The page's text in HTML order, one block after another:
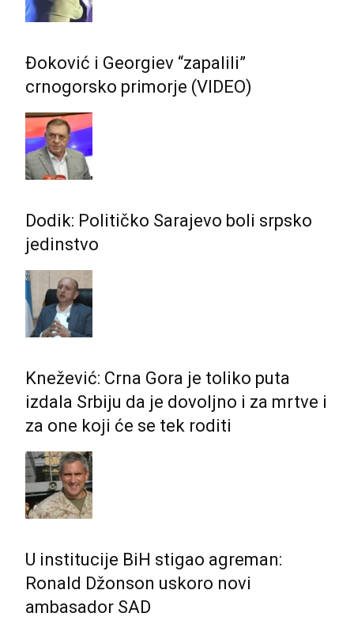
Đoković i Georgiev “zapalili”
crnogorsko primorje (VIDEO)
Dodik: Političko Sarajevo boli srpsko
jedinstvo
Knežević: Crna Gora je toliko puta
izdala Srbiju da je dovoljno i za mrtve i
za one koji će se tek roditi
U institucije BiH stigao agreman:
Ronald Džonson uskoro novi
ambasador SAD